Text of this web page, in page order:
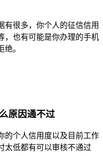
有很多，你个人的征信信用
，也有可能是你办理的手机
。
原因通不过
的个人信用度以及目前工作
太低都有可以审核不通过